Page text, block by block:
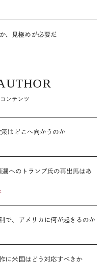
、見極めが必要だ
ンテンツ
のアジア政策はどこへ向かうのか
へのトランプ氏の再出馬はあ
で、アメリカに何が起きるのか
に米国はどう対応すべきか